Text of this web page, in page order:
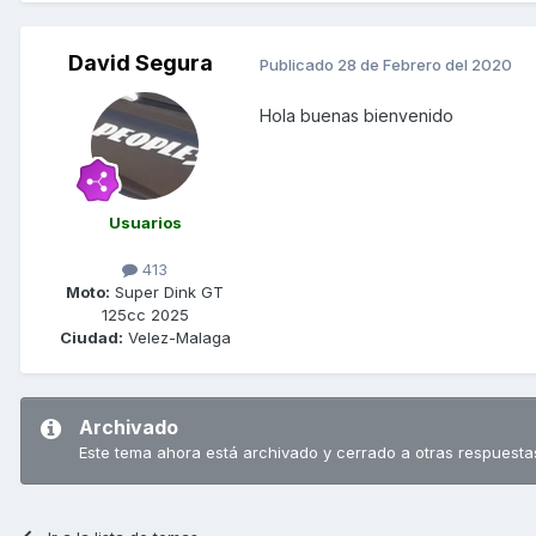
David Segura
Usuarios
413
Moto: Super Dink GT
125cc 2025
Ciudad: Velez-Malaga
Publicado 28 de Febrero del 2020
Hola buenas bienvenido
Archivado
Este tema ahora está archivado y cerrado a otras